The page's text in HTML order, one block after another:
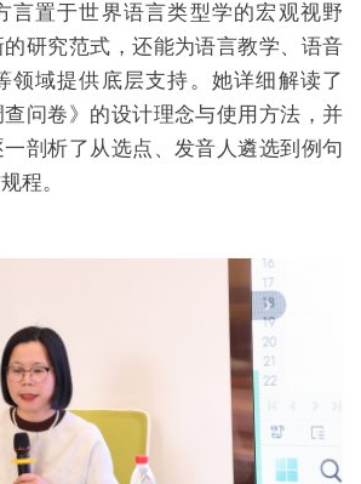
言置于世界语言类型学的宏观视野
研究范式，还能为语言教学、语音
领域提供底层支持。她详细解读了
查问卷》的设计理念与使用方法，并
剖析了从选点、发音人遴选到例句
程。